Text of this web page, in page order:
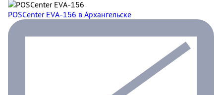
POSCenter EVA-156 в Архангельске